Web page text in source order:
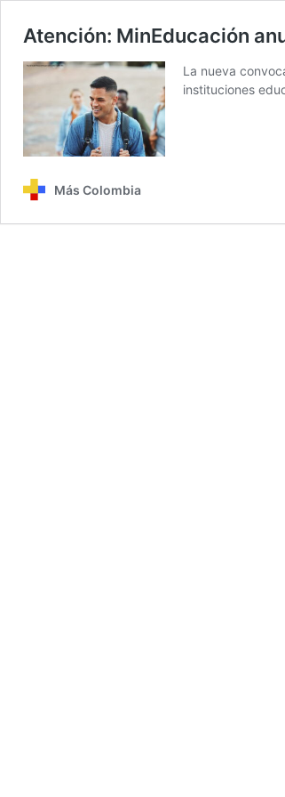
Atención: MinEducación
La nueva
instituciones
Más Colombia